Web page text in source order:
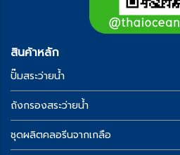
สินค้าหลัก
ปั๊มสระว่ายน้ำ
ถังกรองสระว่ายน้ำ
ชุดผลิตคลอรีนจากเกลือ